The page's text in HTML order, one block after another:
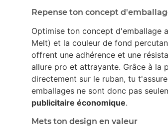
Repense ton concept
Optimise ton concept d'emballage
Melt) et la couleur de fond
offrent une adhérence et une
allure pro et attrayante. Grâce à la
directement sur le ruban, tu
emballages ne sont donc pas
publicitaire économique.
Mets ton design en valeur